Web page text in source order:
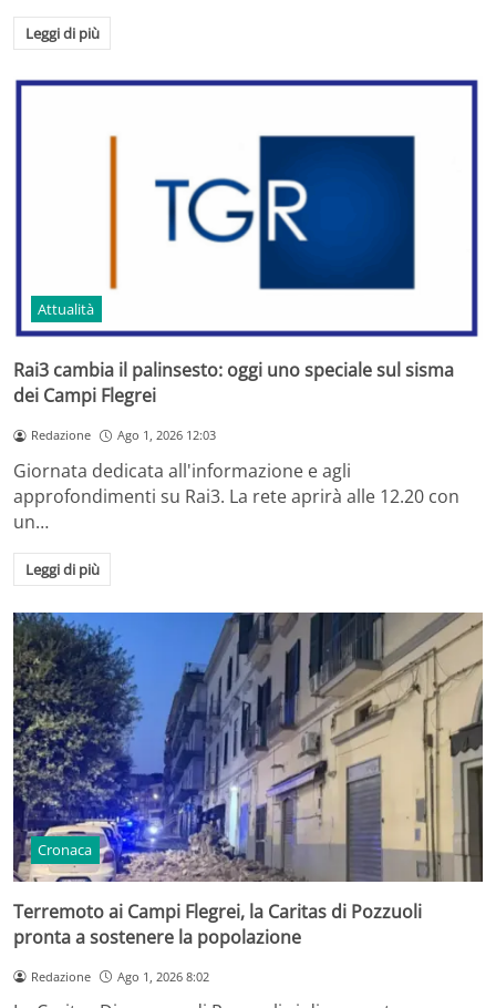
Leggi di più
Attualità
Rai3 cambia il palinsesto: oggi uno speciale sul sisma
dei Campi Flegrei
Redazione Ago 1, 2026 12:03
Giornata dedicata all'informazione e agli
approfondimenti su Rai3. La rete aprirà alle 12.20 con
un…
Leggi di più
Cronaca
Terremoto ai Campi Flegrei, la Caritas di Pozzuoli
pronta a sostenere la popolazione
Redazione Ago 1, 2026 8:02